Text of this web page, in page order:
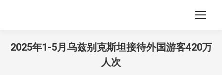
2025年1-5月乌兹别克斯坦接待外国游客420万
人次